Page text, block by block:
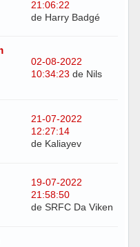
21:06:22
de Harry Badgé
02-08-2022
10:34:23 de Nils
21-07-2022
12:27:14
de Kaliayev
19-07-2022
21:58:50
de SRFC Da Viken